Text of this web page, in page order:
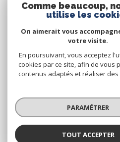
NOUS
© 2026 | Tous
Nos honoraires
Nos
Comme beaucoup,
utilise les
On aimerait vous
votre visite.
En poursuivant, vous acceptez
cookies par ce site, afin de vous
contenus adaptés et réaliser des
PARAMÉTRER
TOUT ACCEPTER